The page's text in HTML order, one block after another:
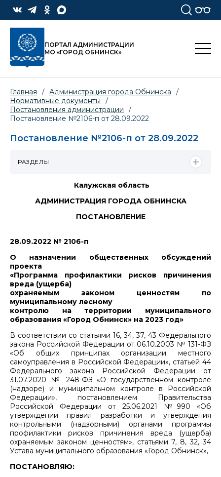
ПОРТАЛ АДМИНИСТРАЦИИ
МО «ГОРОД ОБНИНСК»
Главная / Администрация города Обнинска
/
Нормативные документы
/
Постановления администрации
/
Постановление №2106-п от 28.09.2022
Постановление №2106-п от 28.09.2022
Калужская область
АДМИНИСТРАЦИЯ ГОРОДА ОБНИНСКА
ПОСТАНОВЛЕНИЕ
28.09.2022 № 2106-п
О назначении общественных обсуждений
проекта
«Программа профилактики рисков причинения
вреда (ущерба)
охраняемым законом ценностям по
муниципальному лесному
контролю на территории муниципального
образования «Город Обнинск» на 2023 год»
В соответствии со статьями 16, 34, 37, 43 Федерального
закона Российской Федерации от 06.10.2003 № 131-ФЗ
«Об общих принципах организации местного
самоуправления в Российской Федерации», статьей 44
Федерального закона Российской Федерации от
31.07.2020 № 248-ФЗ «О государственном контроле
(надзоре) и муниципальном контроле в Российской
Федерации», постановлением Правительства
Российской Федерации от 25.06.2021 №990 «Об
утверждении правил разработки и утверждения
контрольными (надзорными) органами программы
профилактики рисков причинения вреда (ущерба)
охраняемым законом ценностям», статьями 7, 8, 32, 34
Устава муниципального образования «Город Обнинск»,
ПОСТАНОВЛЯЮ:
РАЗДЕЛЫ